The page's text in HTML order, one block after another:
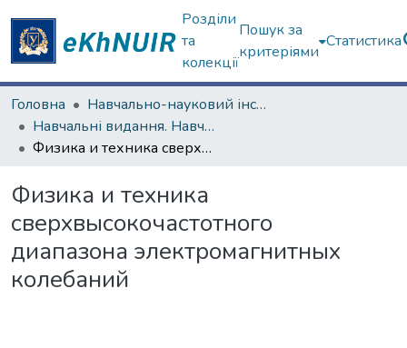
Розділи
та
колекції
Пошук за
критеріями
Статистика
Головна
Навчально-науковий інститут "Фізико-технічний факультет"
Навчальні видання. Навчально-науковий інститут "Фізико-технічний факультет"
Физика и техника сверхвысокочастотного диапазона электромагнитных колебаний
Физика и техника
сверхвысокочастотного
диапазона электромагнитных
колебаний